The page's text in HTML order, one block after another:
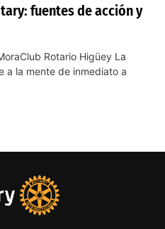
fuentes de acción y
Rotario Higüey La
a la mente de inmediato a